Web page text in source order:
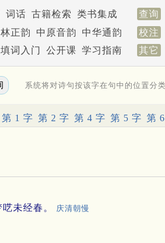
词话 古籍检索 类书集成 查询
正韵 中原音韵 中华通韵 校注
填词入门 公开课 学习指南 其它
系统将对诗句按该字在句中的位置分类
第 1 字 第 2 字 第 4 字 第 5 字 第
未经春。
庆清朝慢